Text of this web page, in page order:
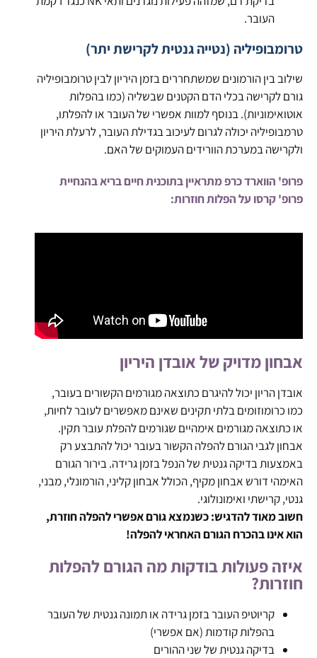
העובר.
טרומבופיליה (נטייה גנטית לקרישת יתר)
שילוב בין הורמונים שמשתחררים בזמן היריון לבין טרומבופיליה
גורם לקרישה בכלי הדם הקטנים שבשליה (כמו בהפלות
אוטואימוניות). בנוסף למוות אפשרי של העובר או להפלתו,
טרמבופיליה יכולה לגרום לעיכוב בגדילת העובר, לרעלת היריון
ולקרישה במערכת הוורידים העמוקים של האם.
פרופ' הווארד כרפ מתראיין בתוכנית חיים בריא בהנחיית
פרופ' קרסו על הפלות חוזרות:
אבחון מדויק של אובדן היריון
אובדן הריון יכול להיגרם כתוצאה מגורמים הקשורים בעובר,
כמו כרומוזומים בלתי תקינים שאינם מאפשרים לעובר לחיות,
או כתוצאה מגורמים אימהיים שגורמים להפלת עובר תקין.
אבחון לגבי הגורם להפלה הקשור בעובר יכול להתבצע רק
באמצעות בדיקה גנטית של הנפל בזמן גרידה. בירור הגורם
האימהי דורש אבחון מקיף, הכולל אבחון קליני, הורמונלי, מבני,
גנטי, קרישתי ואימונולוגי.
חשוב מאוד להדגיש: כשנמצא גורם אפשרי להפלה חוזרת,
הוא אינו בהכרח הגורם האחראי להפלה!
איזה פעולות בודקות מה הגורם להפלות
חוזרות?
קריוטיפ העובר בזמן גרידה או תמונה גנטית של העובר
בהפלות קודמות (אם אפשרי)
בדיקה גנטית של שני ההורים